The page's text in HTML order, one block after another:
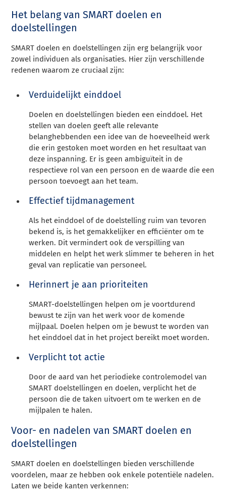
Het belang van SMART doelen en
doelstellingen
SMART doelen en doelstellingen zijn erg belangrijk voor
zowel individuen als organisaties. Hier zijn verschillende
redenen waarom ze cruciaal zijn:
Verduidelijkt einddoel
Doelen en doelstellingen bieden een einddoel. Het
stellen van doelen geeft alle relevante
belanghebbenden een idee van de hoeveelheid werk
die erin gestoken moet worden en het resultaat van
deze inspanning. Er is geen ambiguïteit in de
respectieve rol van een persoon en de waarde die een
persoon toevoegt aan het team.
Effectief tijdmanagement
Als het einddoel of de doelstelling ruim van tevoren
bekend is, is het gemakkelijker en efficiënter om te
werken. Dit vermindert ook de verspilling van
middelen en helpt het werk slimmer te beheren in het
geval van replicatie van personeel.
Herinnert je aan prioriteiten
SMART-doelstellingen helpen om je voortdurend
bewust te zijn van het werk voor de komende
mijlpaal. Doelen helpen om je bewust te worden van
het einddoel dat in het project bereikt moet worden.
Verplicht tot actie
Door de aard van het periodieke controlemodel van
SMART doelstellingen en doelen, verplicht het de
persoon die de taken uitvoert om te werken en de
mijlpalen te halen.
Voor- en nadelen van SMART doelen en
doelstellingen
SMART doelen en doelstellingen bieden verschillende
voordelen, maar ze hebben ook enkele potentiële nadelen.
Laten we beide kanten verkennen: